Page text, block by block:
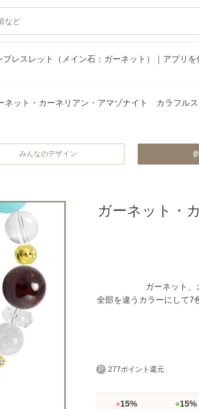
レスレット（メイン石：ガーネット）｜アプリを
ネット・カーネリアン・アマゾナイト カラフルス
みんなのデザイン
ガーネット・
ガーネット、
全部を違うカラーにして7
277ポイント還元
15% 15%